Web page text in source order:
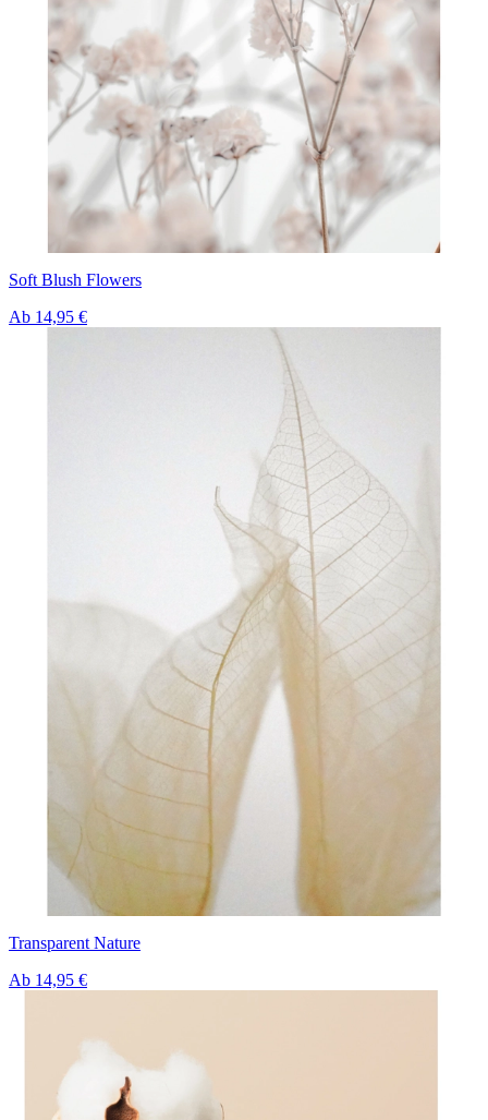
Soft Blush Flowers
Ab 14,95 €
Transparent Nature
Ab 14,95 €